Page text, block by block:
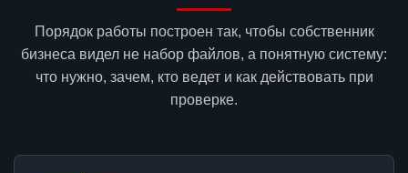
Порядок работы построен так, чтобы собственник
бизнеса видел не набор файлов, а понятную систему:
что нужно, зачем, кто ведет и как действовать при
проверке.